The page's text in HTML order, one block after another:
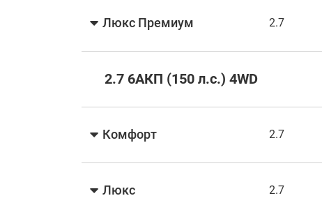
Люкс Премиум 2.7
2.7 6АКП (150 л.с.) 4WD
Комфорт 2.7
Люкс 2.7